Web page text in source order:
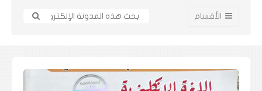
الأقسام